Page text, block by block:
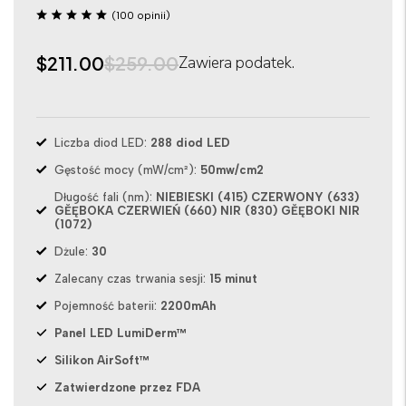
(100 opinii)
$211.00$259.00Zawiera podatek.
Liczba diod LED: 288 diod LED
Gęstość mocy (mW/cm²): 50mw/cm2
Długość fali (nm): NIEBIESKI (415) CZERWONY (633)
GĚĘBOKA CZERWIEŃ (660) NIR (830) GĚĘBOKI NIR
(1072)
Dżule: 30
Zalecany czas trwania sesji: 15 minut
Pojemność baterii: 2200mAh
Panel LED LumiDerm™
Silikon AirSoft™
Zatwierdzone przez FDA